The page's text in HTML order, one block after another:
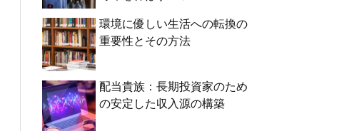
環境に優しい生活への転換の
重要性とその方法
配当貴族：長期投資家のため
の安定した収入源の構築